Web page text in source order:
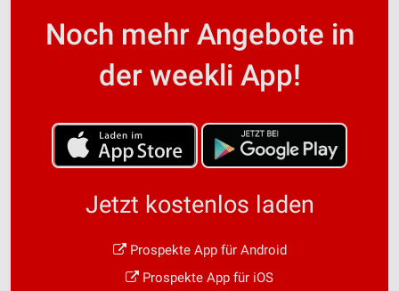
Noch mehr Angebote in
der weekli App!
Jetzt kostenlos laden
Prospekte App für Android
Prospekte App für iOS